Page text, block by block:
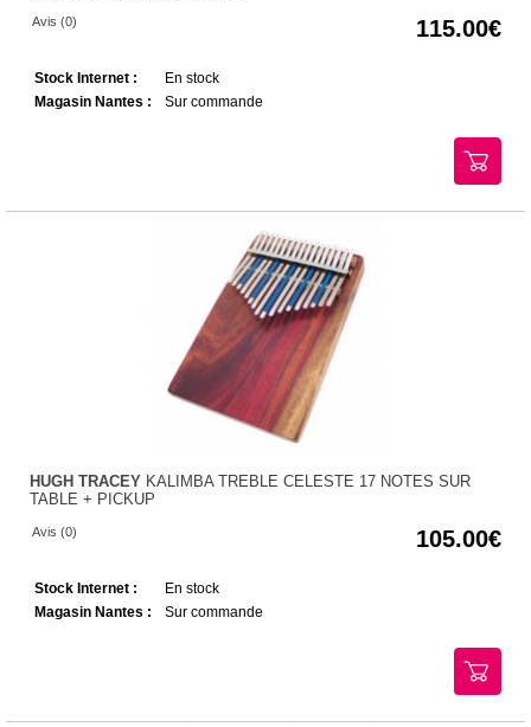
Avis (0) 115.00
Stock Internet :
En stock
Magasin Nantes :
Sur commande
HUGH TRACEY KALIMBA TREBLE CELESTE 17 NOTES SUR
TABLE + PICKUP
Avis (0) 105.00
Stock Internet :
En stock
Magasin Nantes :
Sur commande